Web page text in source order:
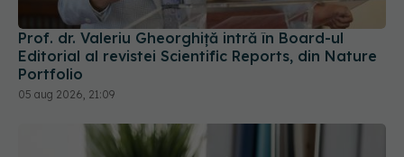
05 aug 2026, 21:09